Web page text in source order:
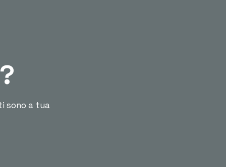
sono a tua